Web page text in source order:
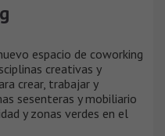
espacio de coworking
creativas y
crear, trabajar y
sesenteras y mobiliario
y zonas verdes en el